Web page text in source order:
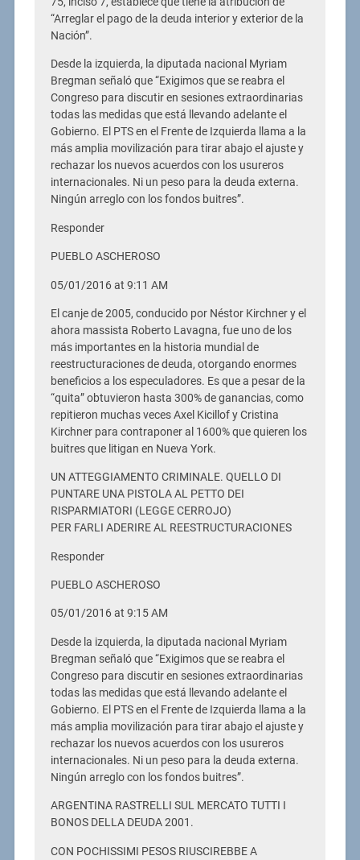
“Arreglar el pago de la deuda interior y exterior de la
Nación”.
Desde la izquierda, la diputada nacional Myriam
Bregman señaló que “Exigimos que se reabra el
Congreso para discutir en sesiones extraordinarias
todas las medidas que está llevando adelante el
Gobierno. El PTS en el Frente de Izquierda llama a la
más amplia movilización para tirar abajo el ajuste y
rechazar los nuevos acuerdos con los usureros
internacionales. Ni un peso para la deuda externa.
Ningún arreglo con los fondos buitres”.
Responder
PUEBLO ASCHEROSO
05/01/2016 at 9:11 AM
El canje de 2005, conducido por Néstor Kirchner y el
ahora massista Roberto Lavagna, fue uno de los
más importantes en la historia mundial de
reestructuraciones de deuda, otorgando enormes
beneficios a los especuladores. Es que a pesar de la
“quita” obtuvieron hasta 300% de ganancias, como
repitieron muchas veces Axel Kicillof y Cristina
Kirchner para contraponer al 1600% que quieren los
buitres que litigan en Nueva York.
UN ATTEGGIAMENTO CRIMINALE. QUELLO DI
PUNTARE UNA PISTOLA AL PETTO DEI
RISPARMIATORI (LEGGE CERROJO)
PER FARLI ADERIRE AL REESTRUCTURACIONES
Responder
PUEBLO ASCHEROSO
05/01/2016 at 9:15 AM
Desde la izquierda, la diputada nacional Myriam
Bregman señaló que “Exigimos que se reabra el
Congreso para discutir en sesiones extraordinarias
todas las medidas que está llevando adelante el
Gobierno. El PTS en el Frente de Izquierda llama a la
más amplia movilización para tirar abajo el ajuste y
rechazar los nuevos acuerdos con los usureros
internacionales. Ni un peso para la deuda externa.
Ningún arreglo con los fondos buitres”.
ARGENTINA RASTRELLI SUL MERCATO TUTTI I
BONOS DELLA DEUDA 2001.
CON POCHISSIMI PESOS RIUSCIREBBE A